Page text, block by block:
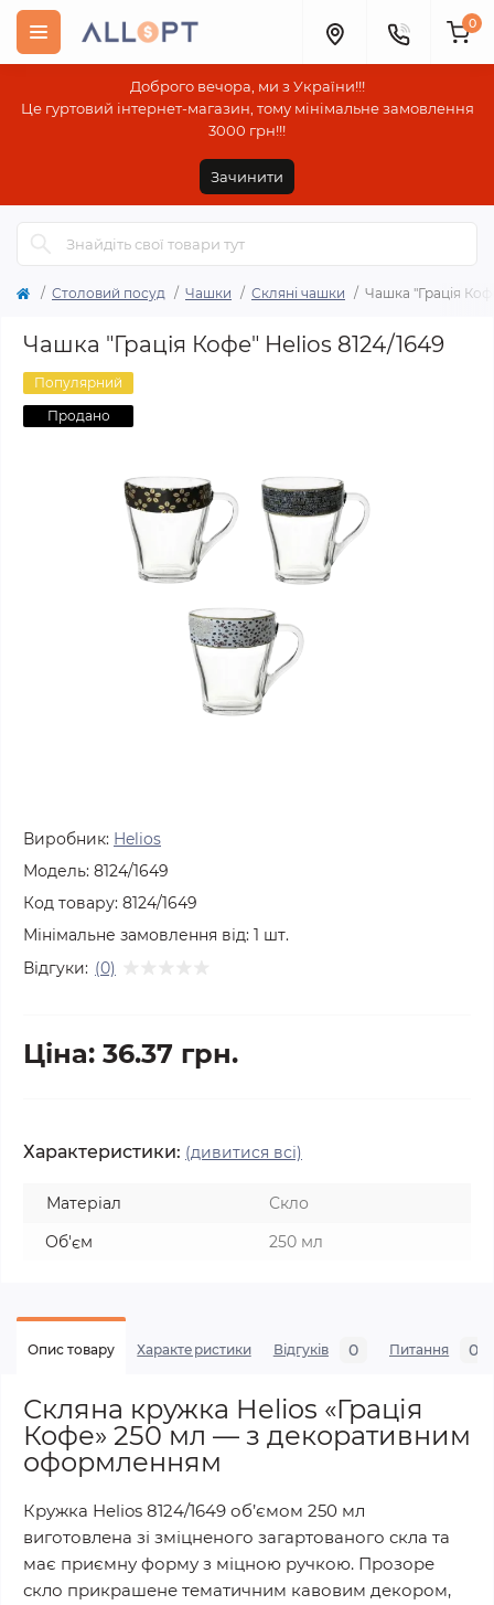
Доброго вечора, ми з України!!!
Це гуртовий інтернет-магазин, тому мінімальне замовлення
3000 грн!!!
Зачинити
0
Столовий посуд Чашки Скляні чашки Чашка "Грація
Чашка "Грація Кофе" Helios 8124/1649
Популярний
Продано
Виробник: Helios
Модель: 8124/1649
Код товару: 8124/1649
Мінімальне замовлення від: 1 шт.
Відгуки: (0)
Ціна: 36.37 грн.
Характеристики: (дивитися всі)
Матеріал
Скло
Об'єм
250 мл
Опис товару Характеристики Відгуків 0 Питання 0
Скляна кружка Helios «Грація
Кофе» 250 мл — з декоративним
оформленням
Кружка Helios 8124/1649 об’ємом 250 мл
виготовлена зі зміцненого загартованого скла та
має приємну форму з міцною ручкою. Прозоре
скло прикрашене тематичним кавовим декором,